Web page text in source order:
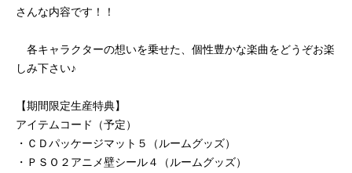
さんな内容です！！
各キャラクターの想いを乗せた、個性豊かな楽曲をどうぞお楽
しみ下さい♪
【期間限定生産特典】
アイテムコード（予定）
・ＣＤパッケージマット５（ルームグッズ）
・ＰＳＯ２アニメ壁シール４（ルームグッズ）